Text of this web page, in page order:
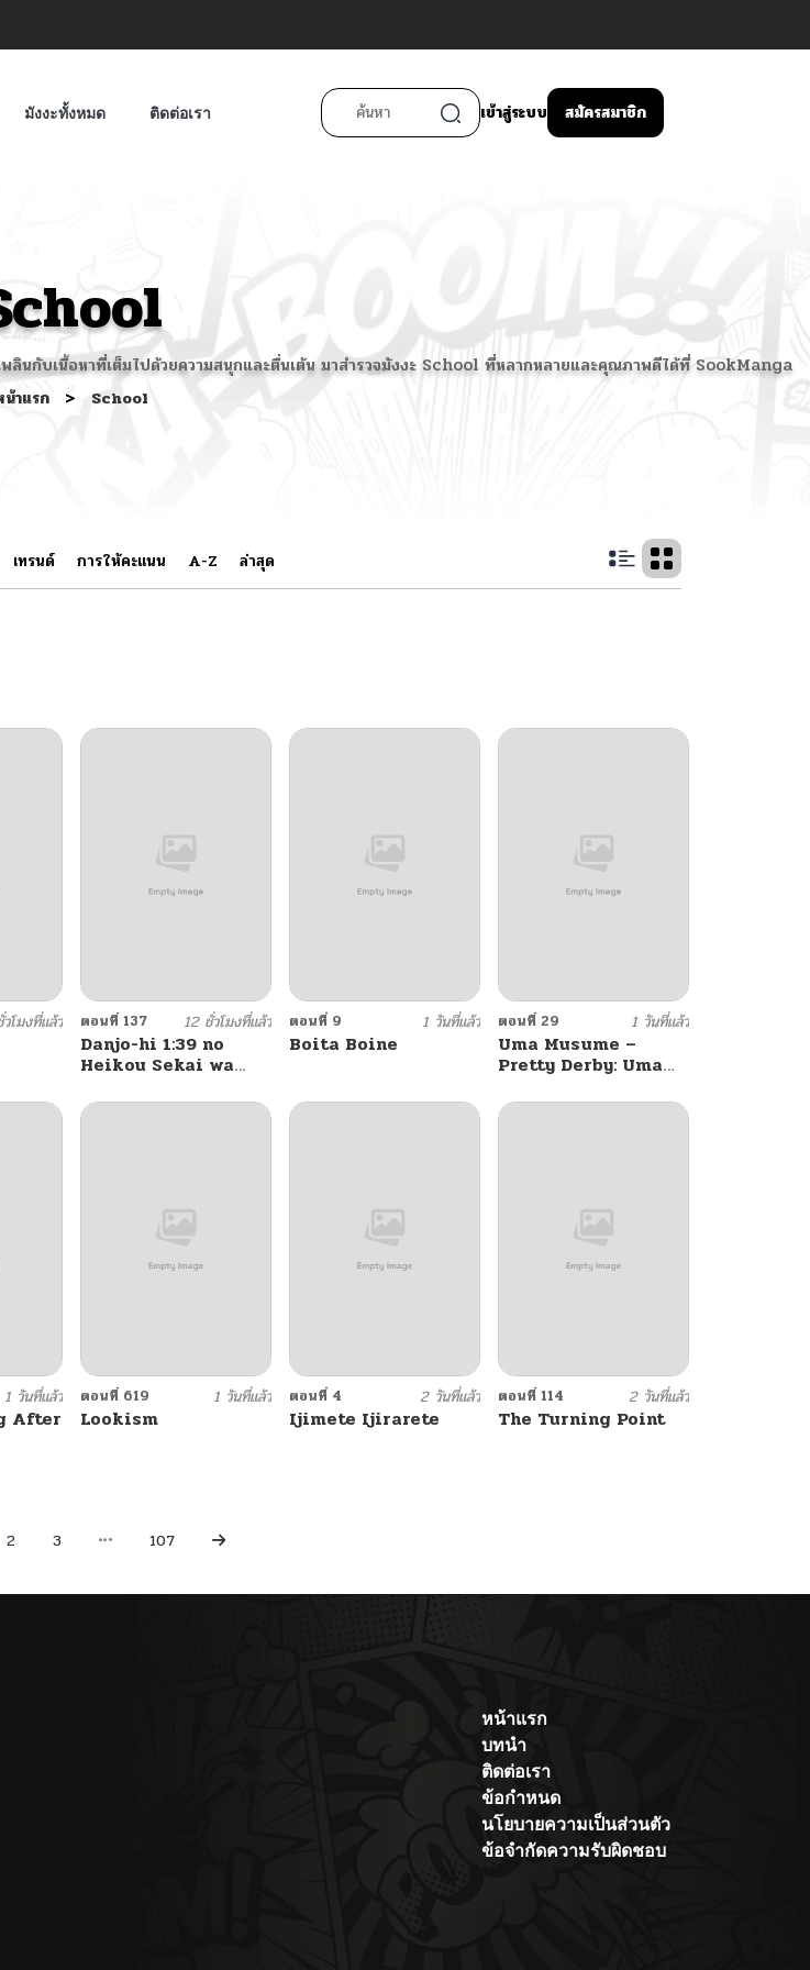
มังงะทั้งหมด ติดต่อเรา เข้าสู่ระบบ สมัครสมาชิก
บเนื้อหาที่เต็มไปด้วยความสนุกและตื่นเต้น มาสำรวจมังงะ School ที่หลากหลายและคุณภาพดีได้ที่ SookManga
น้าแรก > School
เทรนด์ การให้คะแนน A-Z ล่าสุด
โมงที่แล้ว ตอนที่ 137 12 ชั่วโมงที่แล้ว
Danjo-hi 1:39 no
Heikou Sekai wa
Futsuu
ตอนที่ 9 1 วันที่แล้ว
Boita Boine
ตอนที่ 29 1 วันที่แล้ว
Uma Musume –
Pretty Derby: Uma
1 วันที่แล้ว
After
ตอนที่ 619 1 วันที่แล้ว
Lookism
ตอนที่ 4 2 วันที่แล้ว
Ijimete Ijirarete
ตอนที่ 114 2 วันที่แล้ว
The Turning Point
2 3 107
หน้าแรก
บทนำ
ติดต่อเรา
ข้อกำหนด
นโยบายความเป็นส่วนตัว
ข้อจำกัดความรับผิดชอบ